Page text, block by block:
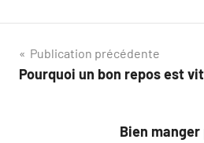
Navigation
de
Publication précédente
Pourquoi un bon repos est
Bien